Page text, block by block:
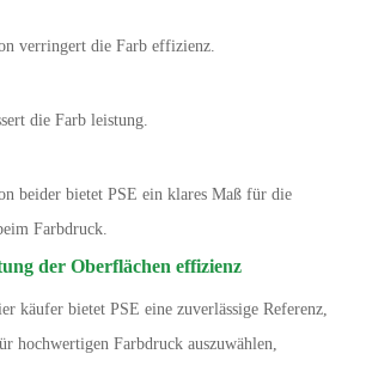
verringert die Farb effizienz.
die Farb leistung.
beider bietet PSE ein klares Maß für die
Farbdruck.
der Oberflächen effizienz
käufer bietet PSE eine zuverlässige Referenz,
hochwertigen Farbdruck auszuwählen,